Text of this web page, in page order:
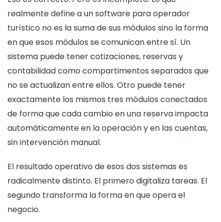
realmente define a un software para operador
turístico no es la suma de sus módulos sino la forma
en que esos módulos se comunican entre sí. Un
sistema puede tener cotizaciones, reservas y
contabilidad como compartimentos separados que
no se actualizan entre ellos. Otro puede tener
exactamente los mismos tres módulos conectados
de forma que cada cambio en una reserva impacta
automáticamente en la operación y en las cuentas,
sin intervención manual.
El resultado operativo de esos dos sistemas es
radicalmente distinto. El primero digitaliza tareas. El
segundo transforma la forma en que opera el
negocio.